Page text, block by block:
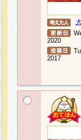
2020
2017